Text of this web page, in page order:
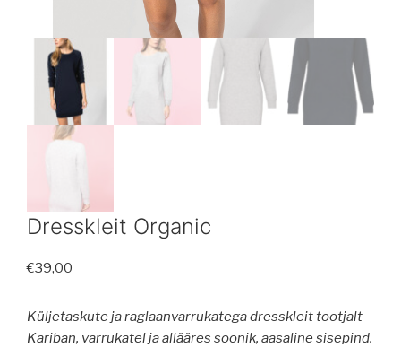
Dresskleit Organic
€39,00
Küljetaskute ja raglaanvarrukatega dresskleit tootjalt
Kariban, varrukatel ja allääres soonik, aasaline sisepind.